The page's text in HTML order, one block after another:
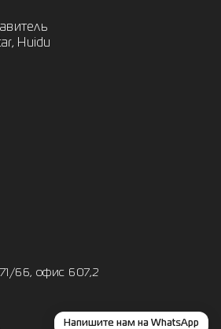
Huidu
66, офис 607,2
Напишите нам на WhatsApp